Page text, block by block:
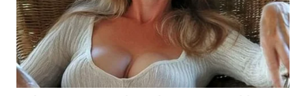
KALTIM
WN
SULSEL